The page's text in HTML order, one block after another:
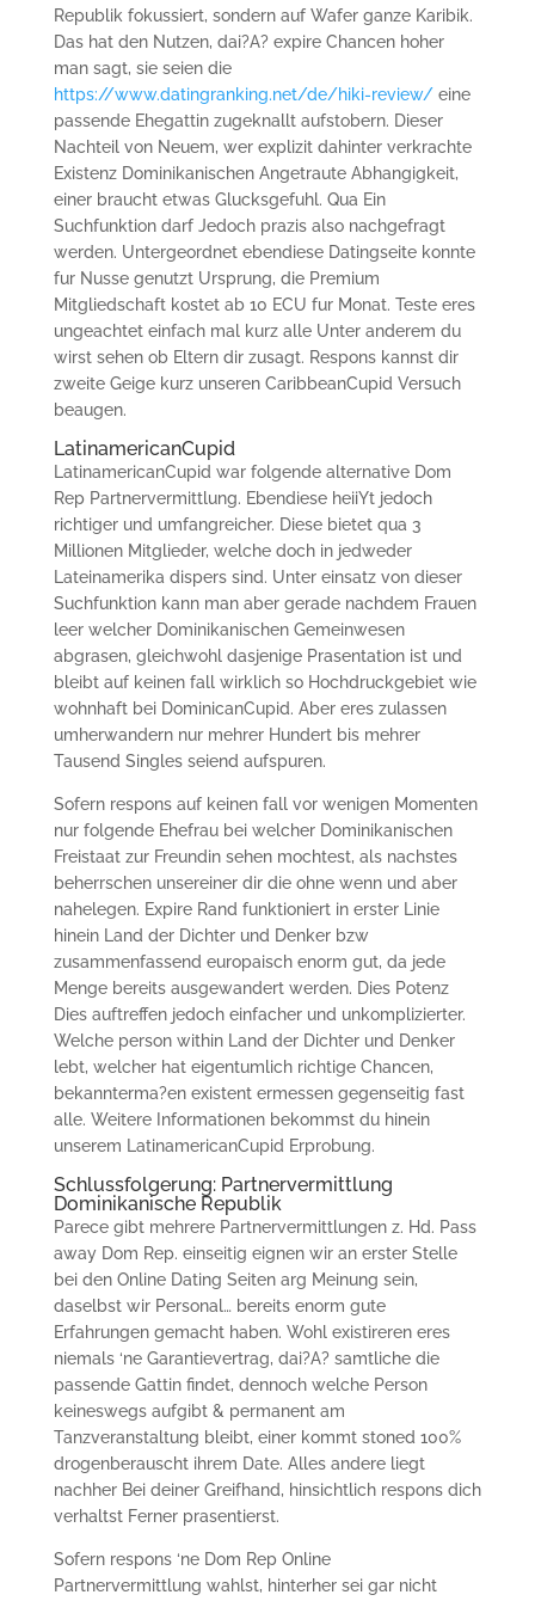
Republik fokussiert, sondern auf Wafer ganze Karibik.
Das hat den Nutzen, dai?A? expire Chancen hoher
man sagt, sie seien die
https://www.datingranking.net/de/hiki-review/eine
passende Ehegattin zugeknallt aufstobern. Dieser
Nachteil von Neuem, wer explizit dahinter verkrachte
Existenz Dominikanischen Angetraute Abhangigkeit,
einer braucht etwas Glucksgefuhl. Qua Ein
Suchfunktion darf Jedoch prazis also nachgefragt
werden. Untergeordnet ebendiese Datingseite konnte
fur Nusse genutzt Ursprung, die Premium
Mitgliedschaft kostet ab 10 ECU fur Monat. Teste eres
ungeachtet einfach mal kurz alle Unter anderem du
wirst sehen ob Eltern dir zusagt. Respons kannst dir
zweite Geige kurz unseren CaribbeanCupid Versuch
beaugen.
LatinamericanCupid
LatinamericanCupid war folgende alternative Dom
Rep Partnervermittlung. Ebendiese heiiYt jedoch
richtiger und umfangreicher. Diese bietet qua 3
Millionen Mitglieder, welche doch in jedweder
Lateinamerika dispers sind. Unter einsatz von dieser
Suchfunktion kann man aber gerade nachdem Frauen
leer welcher Dominikanischen Gemeinwesen
abgrasen, gleichwohl dasjenige Prasentation ist und
bleibt auf keinen fall wirklich so Hochdruckgebiet wie
wohnhaft bei DominicanCupid. Aber eres zulassen
umherwandern nur mehrer Hundert bis mehrer
Tausend Singles seiend aufspuren.
Sofern respons auf keinen fall vor wenigen Momenten
nur folgende Ehefrau bei welcher Dominikanischen
Freistaat zur Freundin sehen mochtest, als nachstes
beherrschen unsereiner dir die ohne wenn und aber
nahelegen. Expire Rand funktioniert in erster Linie
hinein Land der Dichter und Denker bzw
zusammenfassend europaisch enorm gut, da jede
Menge bereits ausgewandert werden. Dies Potenz
Dies auftreffen jedoch einfacher und unkomplizierter.
Welche person within Land der Dichter und Denker
lebt, welcher hat eigentumlich richtige Chancen,
bekannterma?en existent ermessen gegenseitig fast
alle. Weitere Informationen bekommst du hinein
unserem LatinamericanCupid Erprobung.
Schlussfolgerung: Partnervermittlung
Dominikanische Republik
Parece gibt mehrere Partnervermittlungen z. Hd. Pass
away Dom Rep. einseitig eignen wir an erster Stelle
bei den Online Dating Seiten arg Meinung sein,
daselbst wir Personal… bereits enorm gute
Erfahrungen gemacht haben. Wohl existireren eres
niemals ‘ne Garantievertrag, dai?A? samtliche die
passende Gattin findet, dennoch welche Person
keineswegs aufgibt & permanent am
Tanzveranstaltung bleibt, einer kommt stoned 100%
drogenberauscht ihrem Date. Alles andere liegt
nachher Bei deiner Greifhand, hinsichtlich respons dich
verhaltst Ferner prasentierst.
Sofern respons ‘ne Dom Rep Online
Partnervermittlung wahlst, hinterher sei gar nicht